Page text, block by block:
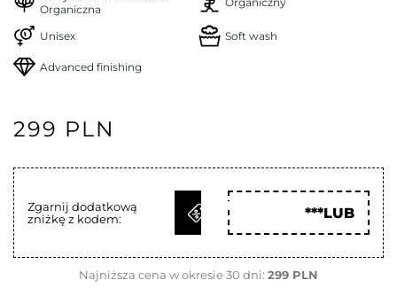
Organiczna
Unisex Soft wash
Advanced finishing
299 PLN
Zgarnij dodatkową
zniżkę z kodem:
ODBIERZ
***LUB
Najniższa cena w okresie 30 dni: 299 PLN